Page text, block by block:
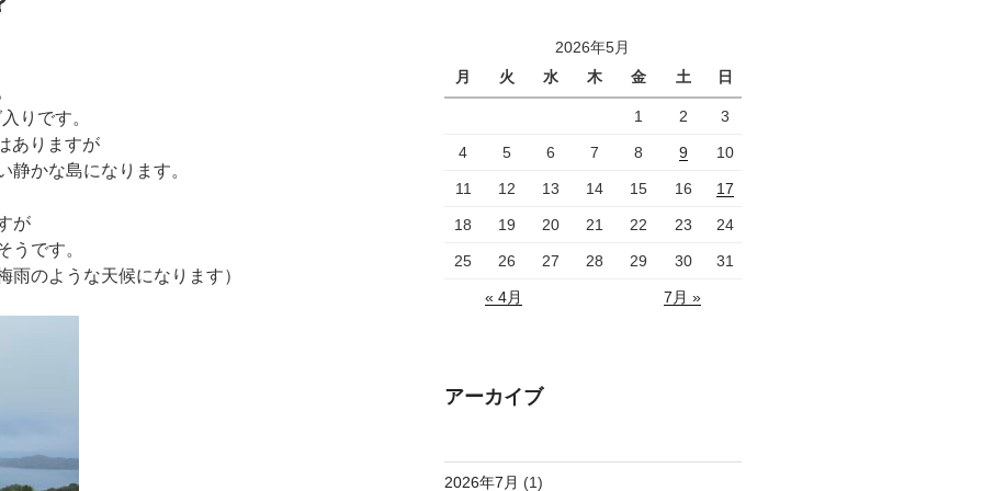
りです。
ありますが
静かな島になります。
が
うです。
のような天候になります）
2026年5月
月
火 水 木 金 土 日
1 2 3
4 5 6 7 8 9 10
11 12 13 14 15 16 17
18 19 20 21 22 23 24
25 26 27 28 29 30 31
« 4月 7月 »
アーカイブ
2026年7月 (1)